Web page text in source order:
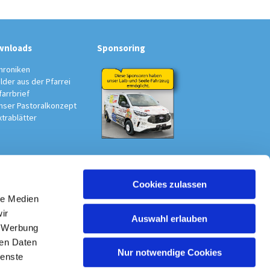
Medien
Daten
Cookies zulassen
Auswahl erlauben
Nur notwendige Cookies
aus der Pfarrei
Pastoralkonzept
Sponsoring